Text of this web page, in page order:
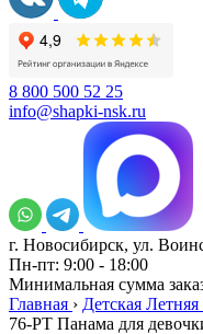
8 800 500 52 25
info@shapki-nsk.ru
г. Новосибирск, ул.
Пн-пт: 9:00 - 18:00
Минимальная сумма
Главная › Детская
76-PT Панама для